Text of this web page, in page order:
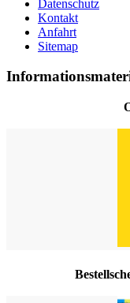
Datenschutz
Kontakt
Anfahrt
Sitemap